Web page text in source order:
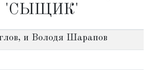
'СЫЩИК'
и Володя Шарапов